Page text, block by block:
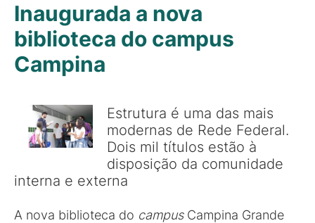
Inaugurada a nova
biblioteca do campus
Campina
Estrutura é uma das mais
modernas de Rede Federal.
Dois mil títulos estão à
disposição da comunidade
interna e externa
A nova biblioteca do campusCampina Grande